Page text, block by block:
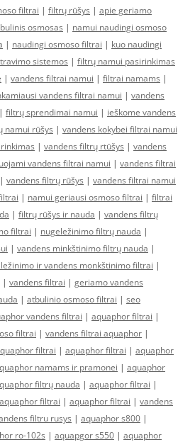
filtrai | filtrų rūšys | apie geriamo
osmosas | namui naudingi osmoso
| naudingi osmoso filtrai | kuo naudingi
sistemos | filtrų namui pasirinkimas
| vandens filtrai namui | filtrai namams |
vandens filtrai namui | vandens
| filtrų sprendimai namui | ieškome vandens
namui rūšys | vandens kokybei filtrai namui
| vandens filtrų rtūšys | vandens
vandens filtrai namui | vandens filtrai
| vandens filtrų rūšys | vandens filtrai namui
| namui geriausi osmoso filtrai | filtrai
| filtrų rūšys ir nauda | vandens filtrų
filtrai | nugeležinimo filtrų nauda |
| vandens minkštinimo filtrų nauda |
ir vandens monkštinimo filtrai |
| vandens filtrai | geriamo vandens
| atbulinio osmoso filtrai | seo
vandens filtrai | aquaphor filtrai |
filtrai | vandens filtrai aquaphor |
filtrai | aquaphor filtrai | aquaphor
namams ir pramonei | aquaphor
filtrų nauda | aquaphor filtrai |
aquaphor filtrai | aquaphor filtrai | vandens
filtru rusys | aquaphor s800 |
ro-102s | aquapgor s550 | aquaphor